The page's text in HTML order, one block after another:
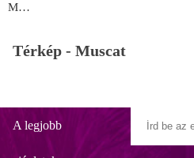
Muscat
Térkép - Muscat
A legjobb